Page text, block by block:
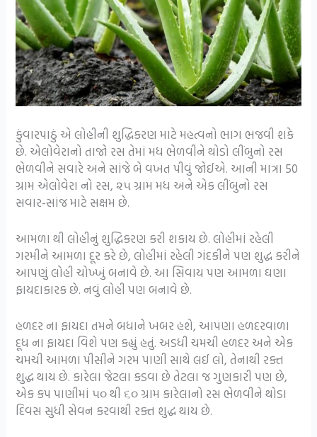
કુંવારપાઠું એ લોહીની શુદ્ધિકરણ માટે મહત્વનો ભાગ ભજવી શકે
છે. એલોવેરાનો તાજો રસ તેમાં મધ ભેળવીને થોડો લીંબુનો રસ
ભેળવીને સવારે અને સાંજે બે વખત પીવું જોઈએ. આની માત્રા 50
ગ્રામ એલોવેરા નો રસ, ૨૫ ગ્રામ મધ અને એક લીંબુનો રસ
સવાર-સાંજ માટે સક્ષમ છે.
આમળા થી લોહીનું શુદ્ધિકરણ કરી શકાય છે. લોહીમાં રહેલી
ગરમીને આમળા દૂર કરે છે, લોહીમાં રહેલી ગંદકીને પણ શુદ્ધ કરીને
આપણું લોહી ચોખ્ખું બનાવે છે. આ સિવાય પણ આમળા ઘણા
ફાયદાકારક છે. નવું લોહી પણ બનાવે છે.
હળદર ના ફાયદા તમને બધાને ખબર હશે, આપણા હળદરવાળા
દૂધ ના ફાયદા વિશે પણ કહ્યું હતું. અડધી ચમચી હળદર અને એક
ચમચી આમળા પીસીને ગરમ પાણી સાથે લઈ લો, તેનાથી રક્ત
શુદ્ધ થાય છે. કારેલા જેટલા કડવા છે તેટલા જ ગુણકારી પણ છે,
એક કપ પાણીમાં ૫૦ થી ૬૦ ગ્રામ કારેલાનો રસ ભેળવીને થોડા
દિવસ સુધી સેવન કરવાથી રક્ત શુદ્ધ થાય છે.